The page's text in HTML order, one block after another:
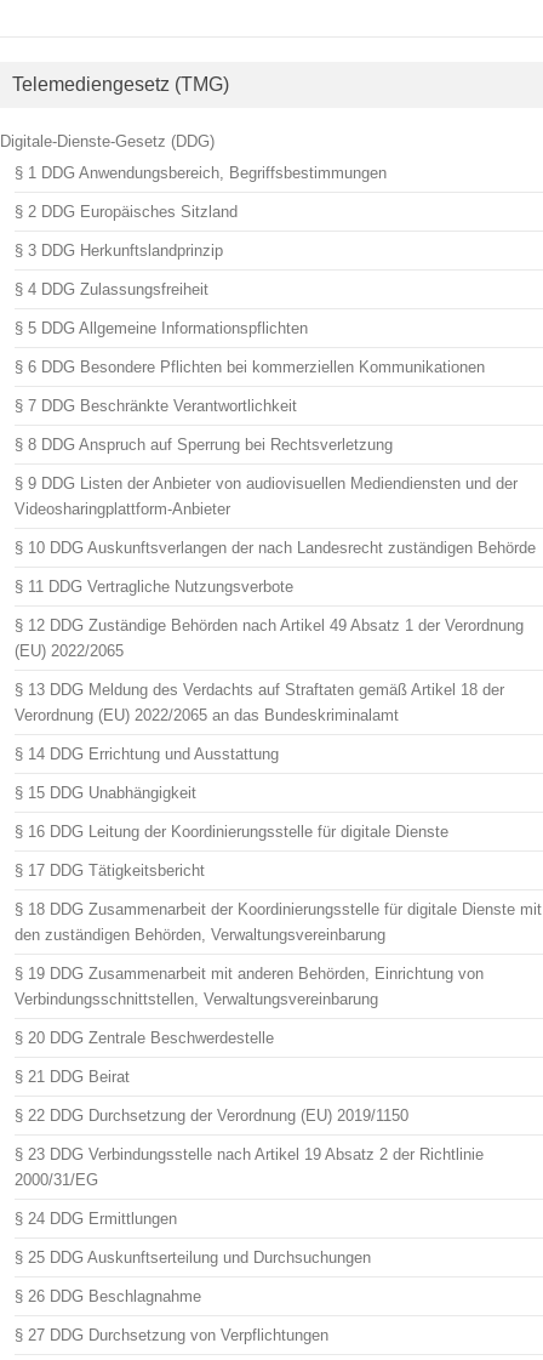
Telemediengesetz (TMG)
Digitale-Dienste-Gesetz (DDG)
§ 1 DDG Anwendungsbereich, Begriffsbestimmungen
§ 2 DDG Europäisches Sitzland
§ 3 DDG Herkunftslandprinzip
§ 4 DDG Zulassungsfreiheit
§ 5 DDG Allgemeine Informationspflichten
§ 6 DDG Besondere Pflichten bei kommerziellen Kommunikationen
§ 7 DDG Beschränkte Verantwortlichkeit
§ 8 DDG Anspruch auf Sperrung bei Rechtsverletzung
§ 9 DDG Listen der Anbieter von audiovisuellen Mediendiensten und der
Videosharingplattform-Anbieter
§ 10 DDG Auskunftsverlangen der nach Landesrecht zuständigen Behörde
§ 11 DDG Vertragliche Nutzungsverbote
§ 12 DDG Zuständige Behörden nach Artikel 49 Absatz 1 der Verordnung
(EU) 2022/2065
§ 13 DDG Meldung des Verdachts auf Straftaten gemäß Artikel 18 der
Verordnung (EU) 2022/2065 an das Bundeskriminalamt
§ 14 DDG Errichtung und Ausstattung
§ 15 DDG Unabhängigkeit
§ 16 DDG Leitung der Koordinierungsstelle für digitale Dienste
§ 17 DDG Tätigkeitsbericht
§ 18 DDG Zusammenarbeit der Koordinierungsstelle für digitale Dienste mit
den zuständigen Behörden, Verwaltungsvereinbarung
§ 19 DDG Zusammenarbeit mit anderen Behörden, Einrichtung von
Verbindungsschnittstellen, Verwaltungsvereinbarung
§ 20 DDG Zentrale Beschwerdestelle
§ 21 DDG Beirat
§ 22 DDG Durchsetzung der Verordnung (EU) 2019/1150
§ 23 DDG Verbindungsstelle nach Artikel 19 Absatz 2 der Richtlinie
2000/31/EG
§ 24 DDG Ermittlungen
§ 25 DDG Auskunftserteilung und Durchsuchungen
§ 26 DDG Beschlagnahme
§ 27 DDG Durchsetzung von Verpflichtungen